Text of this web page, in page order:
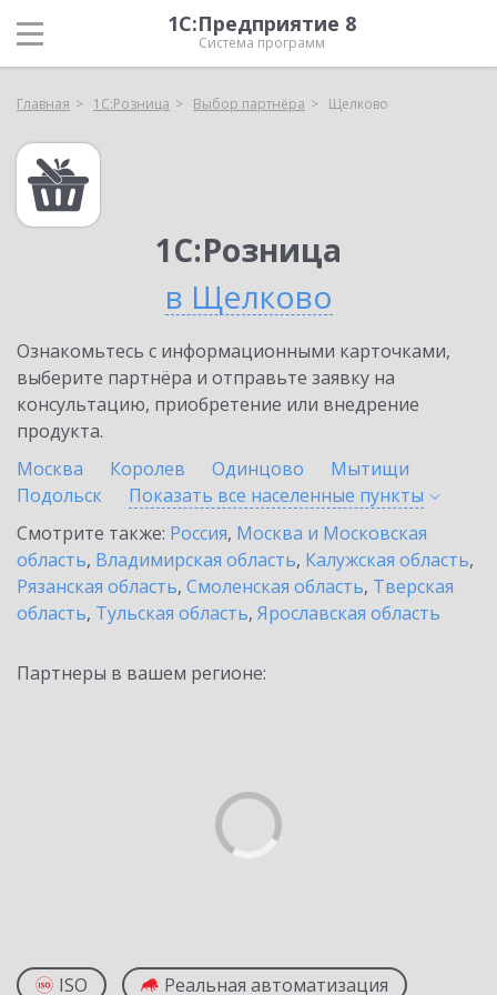
1С:Предприятие 8
Система программ
Главная 1С:Розница Выбор партнёра Щелково
1С:Розница
в Щелково
Ознакомьтесь с информационными карточками,
выберите партнёра и отправьте заявку на
консультацию, приобретение или внедрение
продукта.
Москва
Королев Одинцово
Мытищи
Подольск
Показать все населенные пункты
Смотрите также: Россия, Москва и Московская
область, Владимирская область, Калужская область,
Рязанская область, Смоленская область, Тверская
область, Тульская область, Ярославская область
Партнеры в вашем регионе:
ISO Реальная автоматизация